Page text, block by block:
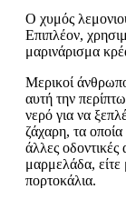
Ο χυμός
Επιπλέον,
μαρινάρισμα
Μερικοί
αυτή την
νερό για να
ζάχαρη, τα
άλλες οδοντικές
μαρμελάδα,
πορτοκάλια.